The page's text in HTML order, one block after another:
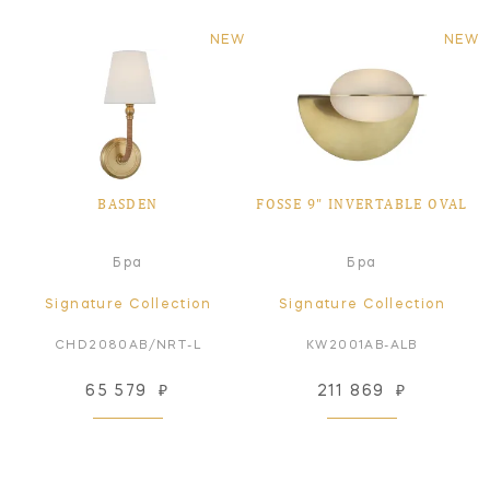
NEW
BASDEN
Бра
Signature Collection
CHD2080AB/NRT-L
65 579 ₽
NEW
FOSSE 9" INVERTABLE OVAL
Бра
Signature Collection
KW2001AB-ALB
211 869 ₽